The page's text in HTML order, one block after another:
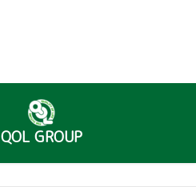
QOL GROUP